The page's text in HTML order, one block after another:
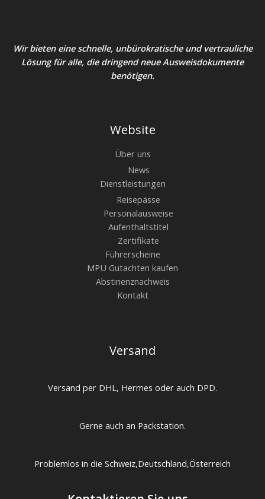
Wir bieten eine schnelle, unbürokratische und vertrauliche
Lösung für alle, die dringend neue Ausweisdokumente
benötigen.
Website
Über uns
News
Dienstleistungen
Reisepässe
Personalausweise
Aufenthaltstitel
Zertifikate
Führerscheine
MPU Gutachten kaufen
Abstinenznachweis
Kontakt
Versand
Versand per DHL, Hermes oder auch DPD.
Gerne auch an Packstation.
Problemlos in die Schweiz,Deutschland,Österreich